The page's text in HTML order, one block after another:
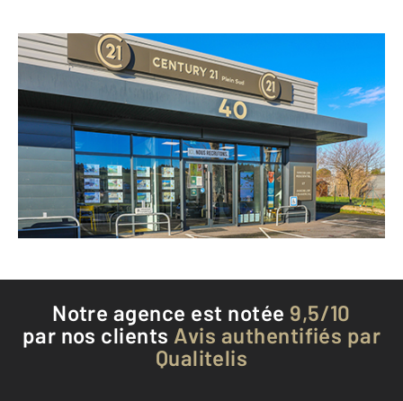
CENTURY 21 Plein Sud
40 route de Castres
ALBI - 81000
Envoyer un message
Téléphoner à l'agence
Notre agence est notée 9,5/10
par nos clients Avis authentifiés par
Qualitelis